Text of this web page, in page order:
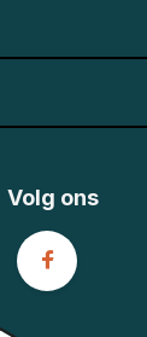
Volg ons